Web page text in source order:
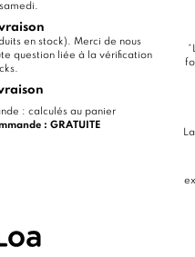
en stock). Merci de nous
question liée à la vérification
: calculés au panier
: GRATUITE